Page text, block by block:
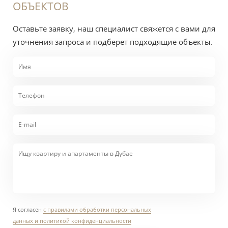
стоимости отменено. Для 2-летней визы
для единственного собственника готового
доля — от 400 тыс. AED. Условия меняются,
поможет учесть потенциальную арендную
поток и расходы на оформление. Любые
О районе
ОБЪЕКТОВ
Оставьте заявку, наш специалист свяжется с вами для
уточнения запроса и подберет подходящие объекты.
Я согласен с правилами обработки персональных
данных и политикой конфиденциальности